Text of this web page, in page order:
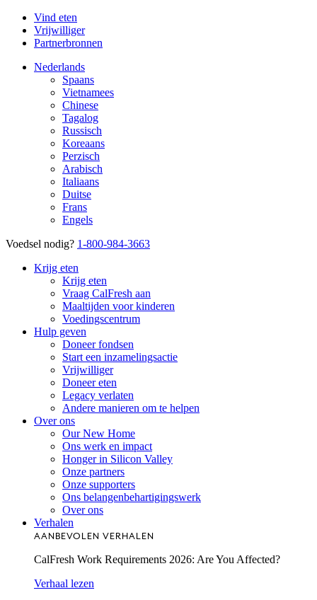
Vind eten
Vrijwilliger
Partnerbronnen
Nederlands
Spaans
Vietnamees
Chinese
Tagalog
Russisch
Koreaans
Perzisch
Arabisch
Italiaans
Duitse
Frans
Engels
Voedsel nodig? 1-800-984-3663
Krijg eten
Krijg eten
Vraag CalFresh aan
Maaltijden voor kinderen
Voedingscentrum
Hulp geven
Doneer fondsen
Start een inzamelingsactie
Vrijwilliger
Doneer eten
Legacy verlaten
Andere manieren om te helpen
Over ons
Our New Home
Ons werk en impact
Honger in Silicon Valley
Onze partners
Onze supporters
Ons belangenbehartigingswerk
Over ons
Verhalen
AANBEVOLEN VERHALEN
CalFresh Work Requirements 2026: Are You Affected?
Verhaal lezen